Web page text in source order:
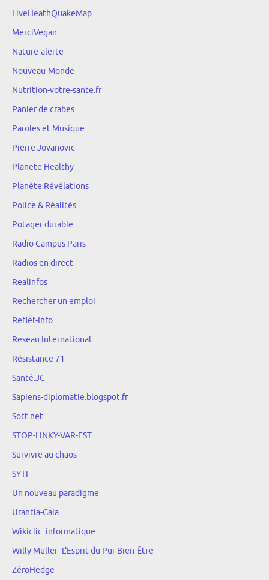
LiveHeathQuakeMap
MerciVegan
Nature-alerte
Nouveau-Monde
Nutrition-votre-sante.fr
Panier de crabes
Paroles et Musique
Pierre Jovanovic
Planete Healthy
Planète Révélations
Police & Réalités
Potager durable
Radio Campus Paris
Radios en direct
Realinfos
Rechercher un emploi
Reflet-Info
Reseau International
Résistance 71
Santé.JC
Sapiens-diplomatie.blogspot.fr
Sott.net
STOP-LINKY-VAR-EST
Survivre au chaos
SYTI
Un nouveau paradigme
Urantia-Gaia
Wikiclic: informatique
Willy Muller- L'Esprit du Pur Bien-Être
ZéroHedge